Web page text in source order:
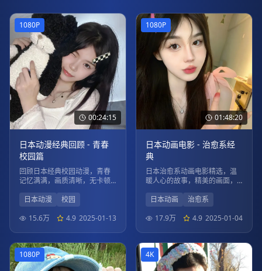
00:24:15
1080P
日本动漫经典回顾 - 青春
校园篇
回顾日本经典校园动漫，青春
记忆满满，画质清晰，无卡顿
日本动漫
校园
15.6万
4.9 2025-01-13
01:48:20
1080P
日本动画电影 - 治愈系经
典
日本治愈系动画电影精选，温
暖人心的故事，精美的画面，
日本动画
治愈系
17.9万
4.9 2025-01-04
1080P 4K